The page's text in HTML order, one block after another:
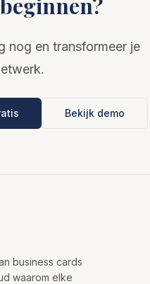
nog en transformeer je
Bekijk demo
business cards
waarom elke